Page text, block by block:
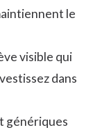
le
visible qui
dans
génériques